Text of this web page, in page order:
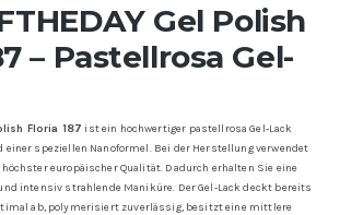
Gel Polish
– Pastellrosa Gel-
Floria 187 ist ein hochwertiger pastellrosa Gel-Lack
speziellen Nanoformel. Bei der Herstellung verwendet
europäischer Qualität. Dadurch erhalten Sie eine
intensiv strahlende Maniküre. Der Gel-Lack deckt bereits
ab, polymerisiert zuverlässig, besitzt eine mittlere